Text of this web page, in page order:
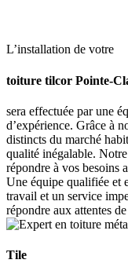
L’installation de votre
toiture tilcor Pointe-
sera effectuée par une
d’expérience. Grâce à
distincts du marché
qualité inégalable.
répondre à vos besoins
Une équipe qualifiée et
travail et un service
répondre aux attentes
Tile